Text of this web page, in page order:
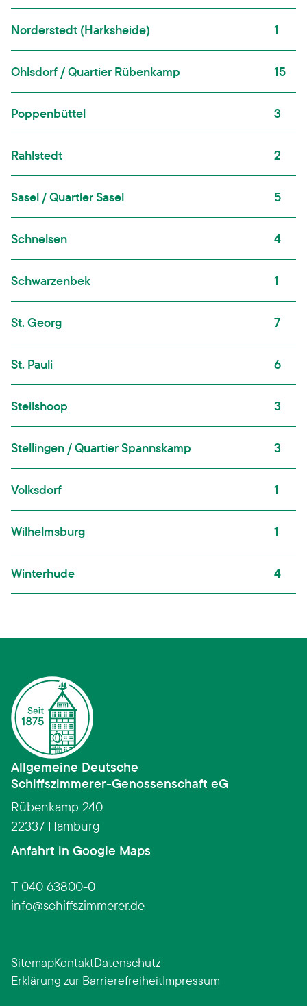
Norderstedt (Harksheide) 1
Ohlsdorf / Quartier Rübenkamp 15
Poppenbüttel 3
Rahlstedt 2
Sasel / Quartier Sasel 5
Schnelsen 4
Schwarzenbek 1
St. Georg 7
St. Pauli 6
Steilshoop 3
Stellingen / Quartier Spannskamp 3
Volksdorf 1
Wilhelmsburg 1
Winterhude 4
Allgemeine Deutsche
Schiffszimmerer­-­Genossenschaft eG
Rübenkamp 240
22337 Hamburg
Anfahrt in Google Maps
T 040 63800-0
info
schiffszimmerer.de
SitemapKontaktDatenschutz
Erklärung zur BarrierefreiheitImpressum